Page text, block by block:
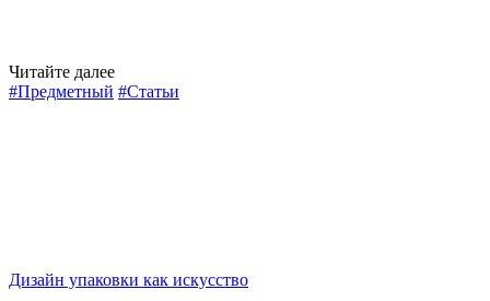
Читайте далее
#Предметный #Статьи
Дизайн упаковки как искусство